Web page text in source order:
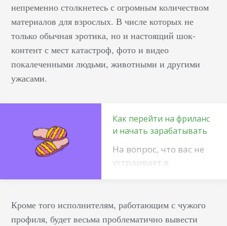
непременно столкнетесь с огромным количеством
материалов для взрослых. В числе которых не
только обычная эротика, но и настоящий шок-
контент с мест катастроф, фото и видео
покалеченными людьми, животными и другими
ужасами.
Как перейти на фриланс
и начать зарабатывать
На вопрос, что вас не
устраивает в
чаще всего отмечают
неудобный график,
Кроме того исполнителям, работающим с чужого
профиля, будет весьма проблематично вывести